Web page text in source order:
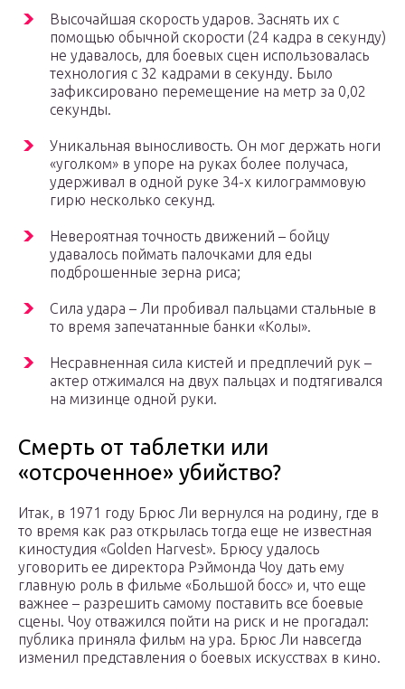
Высочайшая скорость ударов. Заснять их с
помощью обычной скорости (24 кадра в секунду)
не удавалось, для боевых сцен использовалась
технология с 32 кадрами в секунду. Было
зафиксировано перемещение на метр за 0,02
секунды.
Уникальная выносливость. Он мог держать ноги
«уголком» в упоре на руках более получаса,
удерживал в одной руке 34-х килограммовую
гирю несколько секунд.
Невероятная точность движений – бойцу
удавалось поймать палочками для еды
подброшенные зерна риса;
Сила удара – Ли пробивал пальцами стальные в
то время запечатанные банки «Колы».
Несравненная сила кистей и предплечий рук –
актер отжимался на двух пальцах и подтягивался
на мизинце одной руки.
Смерть от таблетки или
«отсроченное» убийство?
Итак, в 1971 году Брюс Ли вернулся на родину, где в
то время как раз открылась тогда еще не известная
киностудия «Golden Harvest». Брюсу удалось
уговорить ее директора Рэймонда Чоу дать ему
главную роль в фильме «Большой босс» и, что еще
важнее – разрешить самому поставить все боевые
сцены. Чоу отважился пойти на риск и не прогадал:
публика приняла фильм на ура. Брюс Ли навсегда
изменил представления о боевых искусствах в кино.